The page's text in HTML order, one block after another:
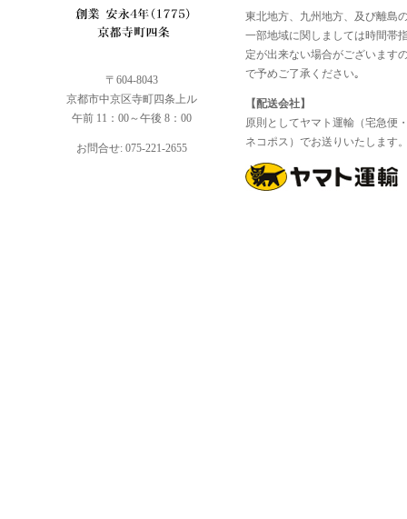
〒604-8043
京都市中京区寺町四条上ル
午前 11：00～午後 8：00
お問合せ: 075-221-2655
東北地方、九州地方、及び離島
一部地域に関しましては時間帯
定が出来ない場合がございます
で予めご了承ください｡
【配送会社】
原則としてヤマト運輸（宅急便
ネコポス）でお送りいたします